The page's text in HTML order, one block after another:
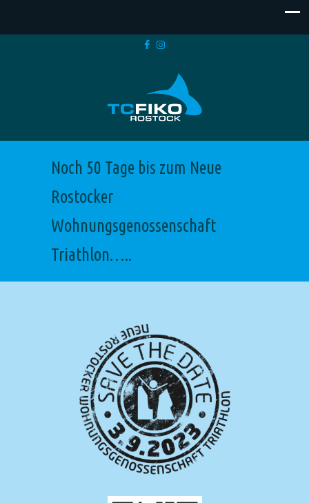
Noch 50 Tage bis zum Neue
Rostocker
Wohnungsgenossenschaft
Triathlon…..